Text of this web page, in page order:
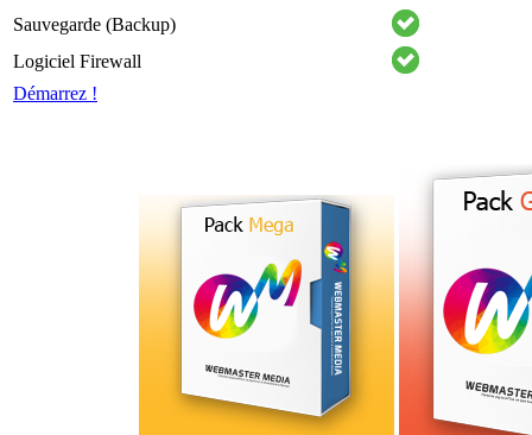
Sauvegarde (Backup)
Logiciel Firewall
Démarrez !